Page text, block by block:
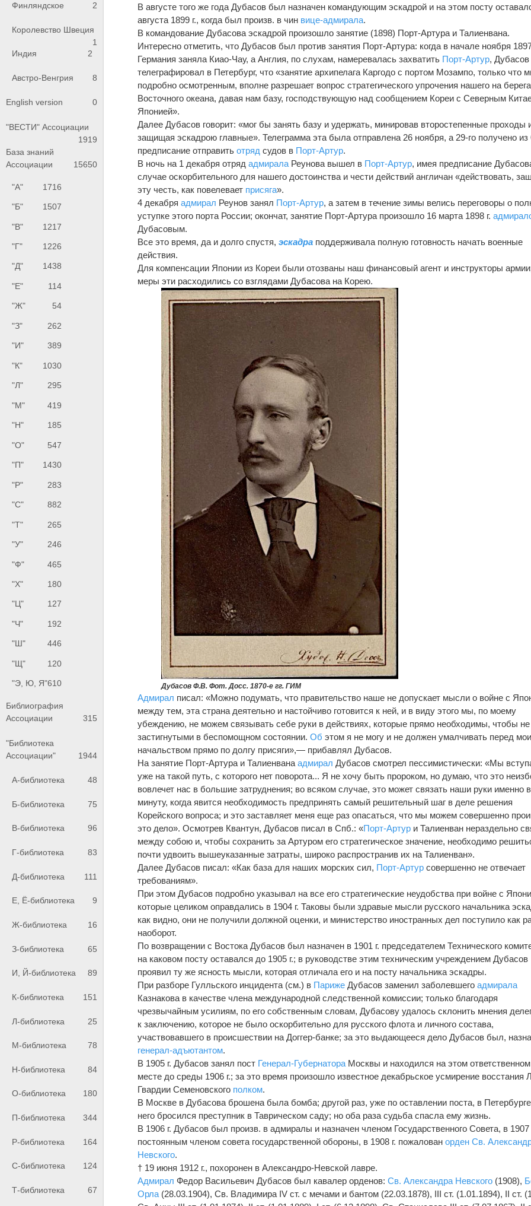
Финляндское
2
Королевство Швеция
1
Индия
2
Австро-Венгрия 8
English version 0
"ВЕСТИ" Ассоциации
1919
База знаний
Ассоциации
15650
"А" 1716
"Б" 1507
"В" 1217
"Г" 1226
"Д" 1438
"Е" 114
"Ж" 54
"З" 262
"И" 389
"К" 1030
"Л" 295
"М" 419
"Н" 185
"О" 547
"П" 1430
"Р" 283
"С" 882
"Т" 265
"У" 246
"Ф" 465
"Х" 180
"Ц" 127
"Ч" 192
"Ш" 446
"Щ" 120
"Э, Ю, Я"610
Библиография
Ассоциации
315
"Библиотека
Ассоциации"
1944
А-библиотека 48
Б-библиотека 75
В-библиотека 96
Г-библиотека 83
Д-библиотека 111
Е, Ё-библиотека 9
Ж-библиотека 16
З-библиотека 65
И, Й-библиотека 89
К-библиотека 151
Л-библиотека 25
М-библиотека 78
Н-библиотека 84
О-библиотека 180
П-библиотека 344
Р-библиотека 164
С-библиотека 124
Т-библиотека 67
В августе того же года Дубасов был назначен командующим эскадрой и на этом посту
августа 1899 г., когда был произв. в чин вице-адмирала.
В командование Дубасова эскадрой произошло занятие (1898) Порт-Артура и Талиенвана.
Интересно отметить, что Дубасов был против занятия Порт-Артура: когда в начале ноября 1897
Германия заняла Киао-Чау, а Англия, по слухам, намеревалась захватить Порт-Артур, Дубасов
телеграфировал в Петербург, что «занятие архипелага Каргодо с портом Мозампо, только что
подробно осмотренным, вполне разрешает вопрос стратегического упрочения нашего на
Восточного океана, давая нам базу, господствующую над сообщением Кореи с Северным
Японией».
Далее Дубасов говорит: «мог бы занять базу и удержать, минировав второстепенные проходы
защищая эскадрою главные». Телеграмма эта была отправлена 26 ноября, а 29-го получено
предписание отправитьотряд судов в Порт-Артур.
В ночь на 1 декабря отрядадмирала Реунова вышел в Порт-Артур, имея предписание
случае оскорбительного для нашего достоинства и чести действий англичан «действовать,
эту честь, как повелевает присяга».
4 декабряадмирал Реунов занял Порт-Артур, а затем в течение зимы велись переговоры о
уступке этого порта России; окончат, занятие Порт-Артура произошло 16 марта 1898 г.
Дубасовым.
Все это время, да и долго спустя,эскадра поддерживала полную готовность начать военные
действия.
Для компенсации Японии из Кореи были отозваны наш финансовый агент и инструкторы
меры эти расходились со взглядами Дубасова на Корею.
Дубасов Ф.В. Фот. Досс. 1870-е гг. ГИМ
Адмирал писал: «Можно подумать, что правительство наше не допускает мысли о войне с
между тем, эта страна деятельно и настойчиво готовится к ней, и в виду этого мы, по моему
убеждению, не можем связывать себе руки в действиях, которые прямо необходимы, чтобы
застигнутыми в беспомощном состоянии.Об этом я не могу и не должен умалчивать перед
начальством прямо по долгу присяги»,— прибавлял Дубасов.
На занятие Порт-Артура и Талиенванаадмирал Дубасов смотрел пессимистически: «Мы
уже на такой путь, с которого нет поворота... Я не хочу быть пророком, но думаю, что это
вовлечет нас в большие затруднения; во всяком случае, это может связать наши руки именно
минуту, когда явится необходимость предпринять самый решительный шаг в деле решения
Корейского вопроса; и это заставляет меня еще раз опасаться, что мы можем совершенно
это дело». Осмотрев Квантун, Дубасов писал в Спб.: «Порт-Артур и Талиенван нераздельно
между собою и, чтобы сохранить за Артуром его стратегическое значение, необходимо
почти удвоить вышеуказанные затраты, широко распространив их на Талиенван».
Далее Дубасов писал: «Как база для наших морских сил, Порт-Артур совершенно не отвечает
требованиям».
При этом Дубасов подробно указывал на все его стратегические неудобства при войне с
которые целиком оправдались в 1904 г. Таковы были здравые мысли русского начальника
как видно, они не получили должной оценки, и министерство иностранных дел поступило как
наоборот.
По возвращении с Востока Дубасов был назначен в 1901 г. председателем Технического
на каковом посту оставался до 1905 г.; в руководстве этим техническим учреждением Дубасов
проявил ту же ясность мысли, которая отличала его и на посту начальника эскадры.
При разборе Гулльского инцидента (см.) в Париже Дубасов заменил заболевшегоадмирала
Казнакова в качестве члена международной следственной комиссии; только благодаря
чрезвычайным усилиям, по его собственным словам, Дубасову удалось склонить мнения
к заключению, которое не было оскорбительно для русского флота и личного состава,
участвовавшего в происшествии на Доггер-банке; за это выдающееся дело Дубасов был,
генерал-адъютантом.
В 1905 г. Дубасов занял пост Генерал-Губернатора Москвы и находился на этом ответственном
месте до среды 1906 г.; за это время произошло известное декабрьское усмирение восстания
Гвардии Семеновского полком.
В Москве в Дубасова брошена была бомба; другой раз, уже по оставлении поста, в
него бросился преступник в Таврическом саду; но оба раза судьба спасла ему жизнь.
В 1906 г. Дубасов был произв. в адмиралы и назначен членом Государственного Совета, в 1907
постоянным членом совета государственной обороны, в 1908 г. пожалованорден Св.
Невского.
† 19 июня 1912 г., похоронен в Александро-Невской лавре.
Адмирал Федор Васильевич Дубасов был кавалер орденов:Св. Александра Невского (1908),
Орла (28.03.1904), Св. Владимира IV ст. с мечами и бантом (22.03.1878), III ст. (1.01.1894), II ст.